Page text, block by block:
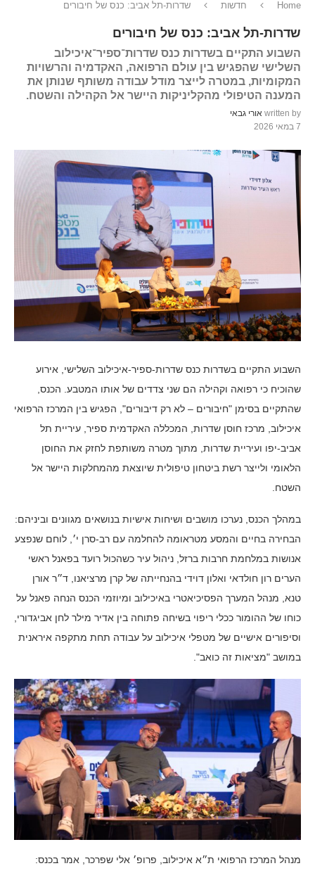
Home חדשות שדרות-תל אביב: כנס של חיבורים
שדרות-תל אביב: כנס של חיבורים
השבוע התקיים בשדרות כנס שדרות־ספיר־איכילוב
השלישי שהפגיש בין עולם הרפואה, האקדמיה והרשויות
המקומיות, במטרה לייצר מודל עבודה משותף שנותן את
המענה הטיפולי מהקליניקות היישר אל הקהילה והשטח.
written by אורי גבאי
7 במאי 2026
השבוע התקיים בשדרות כנס שדרות-ספיר-איכילוב השלישי, אירוע
שהוכיח כי רפואה וקהילה הם שני צדדים של אותו המטבע. הכנס,
שהתקיים בסימן "חיבורים – לא רק דיבורים", הפגיש בין המרכז הרפואי
איכילוב, מרכז חוסן שדרות, המכללה האקדמית ספיר, עיריית תל
אביב-יפו ועיריית שדרות, מתוך מטרה משותפת לחזק את החוסן
הלאומי ולייצר רשת ביטחון טיפולית שיוצאת מהמחלקות היישר אל
השטח.
במהלך הכנס, נערכו מושבים ושיחות אישיות בנושאים מגוונים וביניהם:
הבחירה בחיים והמסע מטראומה להחלמה עם רב-סרן י׳, לוחם שנפצע
אנושות במלחמת חרבות ברזל, ניהול עיר כשהכול רועד בפאנל ראשי
הערים רון חולדאי ואלון דוידי בהנחייתה של קרן מרציאנו, ד״ר אורן
טנא, מנהל המערך הפסיכיאטרי באיכילוב ומיוזמי הכנס הנחה פאנל על
כוחו של ההומור ככלי ריפוי בשיחה פתוחה בין אדיר מילר לחן אביגדורי,
וסיפורים אישיים של מטפלי איכילוב על עבודה תחת מתקפה איראנית
במושב "מציאות זה כואב".
מנהל המרכז הרפואי ת״א איכילוב, פרופ׳ אלי שפרכר, אמר בכנס: